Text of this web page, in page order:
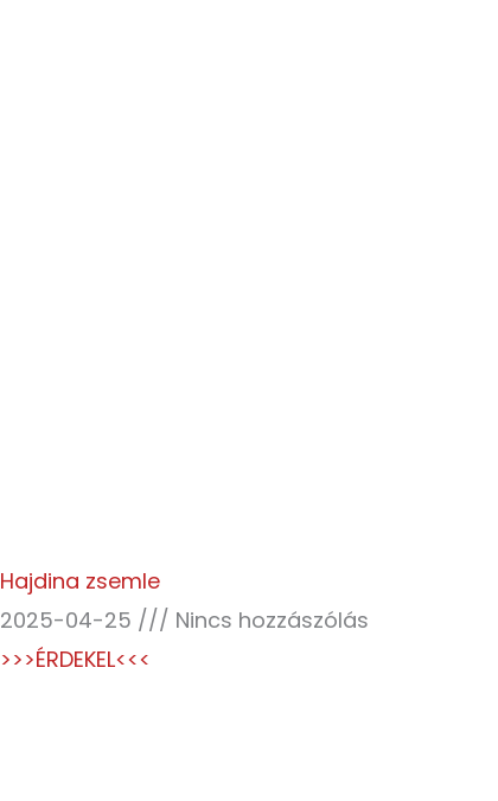
Hajdina zsemle
2025-04-25
Nincs hozzászólás
>>>ÉRDEKEL<<<